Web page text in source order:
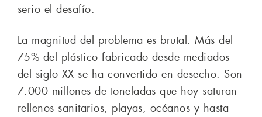
serio el desafío.
La magnitud del problema es brutal. Más del
75% del plástico fabricado desde mediados
del siglo XX se ha convertido en desecho. Son
7.000 millones de toneladas que hoy saturan
rellenos sanitarios, playas, océanos y hasta